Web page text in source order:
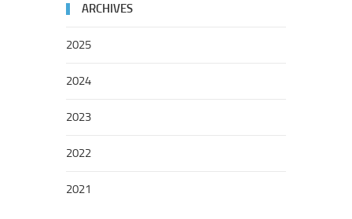
ARCHIVES
2025
2024
2023
2022
2021